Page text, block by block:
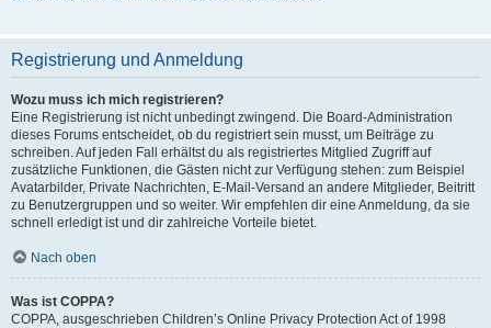
Registrierung und Anmeldung
Wozu muss ich mich registrieren?
Eine Registrierung ist nicht unbedingt zwingend. Die Board-Administration
dieses Forums entscheidet, ob du registriert sein musst, um Beiträge zu
schreiben. Auf jeden Fall erhältst du als registriertes Mitglied Zugriff auf
zusätzliche Funktionen, die Gästen nicht zur Verfügung stehen: zum Beispiel
Avatarbilder, Private Nachrichten, E-Mail-Versand an andere Mitglieder, Beitritt
zu Benutzergruppen und so weiter. Wir empfehlen dir eine Anmeldung, da sie
schnell erledigt ist und dir zahlreiche Vorteile bietet.
Nach oben
Was ist COPPA?
COPPA, ausgeschrieben Children’s Online Privacy Protection Act of 1998